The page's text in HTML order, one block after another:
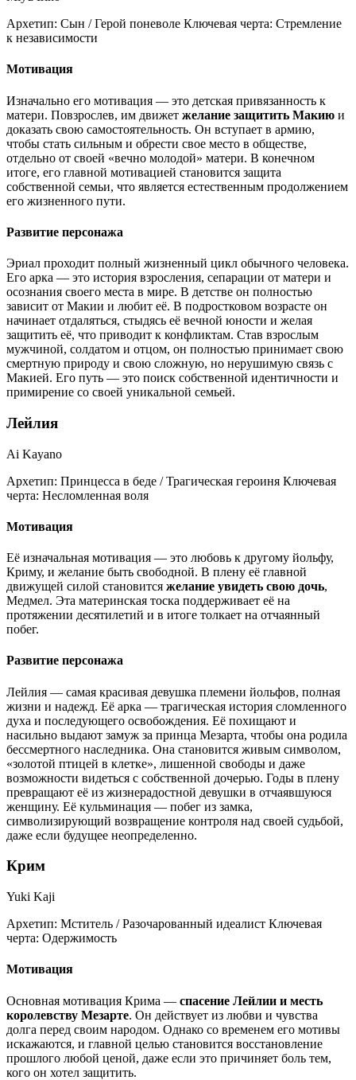
Архетип: Сын / Герой поневоле Ключевая черта: Стремление
к независимости
Мотивация
Изначально его мотивация — это детская привязанность к
матери. Повзрослев, им движет желание защитить Макию и
доказать свою самостоятельность. Он вступает в армию,
чтобы стать сильным и обрести свое место в обществе,
отдельно от своей «вечно молодой» матери. В конечном
итоге, его главной мотивацией становится защита
собственной семьи, что является естественным продолжением
его жизненного пути.
Развитие персонажа
Эриал проходит полный жизненный цикл обычного человека.
Его арка — это история взросления, сепарации от матери и
осознания своего места в мире. В детстве он полностью
зависит от Макии и любит её. В подростковом возрасте он
начинает отдаляться, стыдясь её вечной юности и желая
защитить её, что приводит к конфликтам. Став взрослым
мужчиной, солдатом и отцом, он полностью принимает свою
смертную природу и свою сложную, но нерушимую связь с
Макией. Его путь — это поиск собственной идентичности и
примирение со своей уникальной семьей.
Лейлия
Ai Kayano
Архетип: Принцесса в беде / Трагическая героиня Ключевая
черта: Несломленная воля
Мотивация
Её изначальная мотивация — это любовь к другому йольфу,
Криму, и желание быть свободной. В плену её главной
движущей силой становится желание увидеть свою дочь,
Медмел. Эта материнская тоска поддерживает её на
протяжении десятилетий и в итоге толкает на отчаянный
побег.
Развитие персонажа
Лейлия — самая красивая девушка племени йольфов, полная
жизни и надежд. Её арка — трагическая история сломленного
духа и последующего освобождения. Её похищают и
насильно выдают замуж за принца Мезарта, чтобы она родила
бессмертного наследника. Она становится живым символом,
«золотой птицей в клетке», лишенной свободы и даже
возможности видеться с собственной дочерью. Годы в плену
превращают её из жизнерадостной девушки в отчаявшуюся
женщину. Её кульминация — побег из замка,
символизирующий возвращение контроля над своей судьбой,
даже если будущее неопределенно.
Крим
Yuki Kaji
Архетип: Мститель / Разочарованный идеалист Ключевая
черта: Одержимость
Мотивация
Основная мотивация Крима — спасение Лейлии и месть
королевству Мезарте. Он действует из любви и чувства
долга перед своим народом. Однако со временем его мотивы
искажаются, и главной целью становится восстановление
прошлого любой ценой, даже если это причиняет боль тем,
кого он хотел защитить.